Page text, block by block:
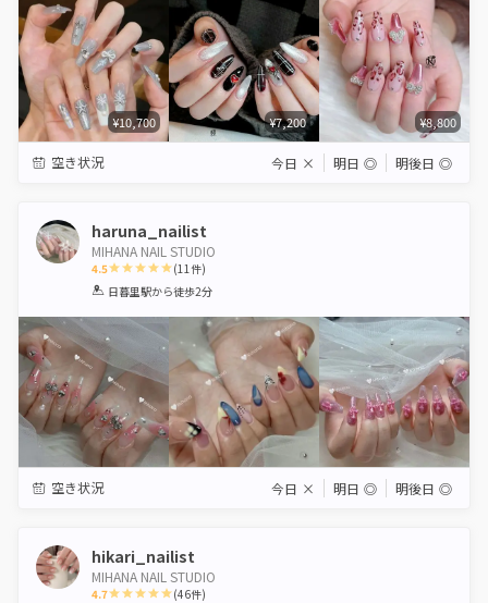
¥10,700 ¥7,200 ¥8,800
空き状況 今日 × 明日 ◎ 明後日 ◎
haruna_nailist
MIHANA NAIL STUDIO
4.5
1 2 3 4 5
(11件)
日暮里駅から徒歩2分
空き状況 今日 × 明日 ◎ 明後日 ◎
hikari_nailist
MIHANA NAIL STUDIO
4.7 (46件)